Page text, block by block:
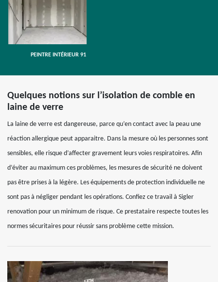
PEINTRE INTÉRIEUR 91
Quelques notions sur l’isolation de comble en
laine de verre
La laine de verre est dangereuse, parce qu’en contact avec la peau une
réaction allergique peut apparaitre. Dans la mesure où les personnes sont
sensibles, elle risque d’affecter gravement leurs voies respiratoires. Afin
d’éviter au maximum ces problèmes, les mesures de sécurité ne doivent
pas être prises à la légère. Les équipements de protection individuelle ne
sont pas à négliger pendant les opérations. Confiez ce travail à Sigler
renovation pour un minimum de risque. Ce prestataire respecte toutes les
normes sécuritaires pour réussir sans problème cette mission.